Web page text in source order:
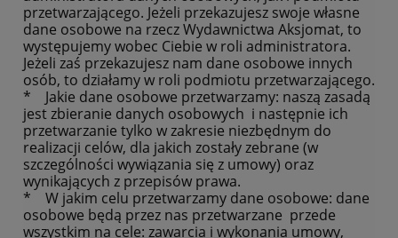
przetwarzającego. Jeżeli przekazujesz swoje własne
dane osobowe na rzecz Wydawnictwa Aksjomat, to
występujemy wobec Ciebie w roli administratora.
Jeżeli zaś przekazujesz nam dane osobowe innych
osób, to działamy w roli podmiotu przetwarzającego.
* Jakie dane osobowe przetwarzamy: naszą zasadą
jest zbieranie danych osobowych i następnie ich
przetwarzanie tylko w zakresie niezbędnym do
realizacji celów, dla jakich zostały zebrane (w
szczególności wywiązania się z umowy) oraz
wynikających z przepisów prawa.
* W jakim celu przetwarzamy dane osobowe: dane
osobowe będą przez nas przetwarzane przede
wszystkim na cele: zawarcia i wykonania umowy,